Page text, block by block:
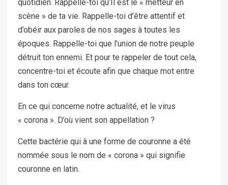
quotidien. Rappelle-toi qu’Il est le « metteur en
scène » de ta vie. Rappelle-toi d’être attentif et
d’obéir aux paroles de nos sages à toutes les
époques. Rappelle-toi que l’union de notre peuple
détruit ton ennemi. Et pour te rappeler de tout cela,
concentre-toi et écoute afin que chaque mot entre
dans ton cœur.
En ce qui concerne notre actualité, et le virus
« corona ». D’où vient son appellation ?
Cette bactérie qui à une forme de couronne a été
nommée sous le nom de « corona » qui signifie
couronne en latin.